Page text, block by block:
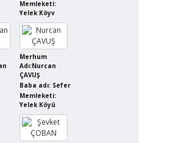
Memleketi:
Yelek Köyv
Merhum
Adı:Nurcan
ÇAVUŞ
Baba adı: Sefer
Memleketi:
Yelek Köyü